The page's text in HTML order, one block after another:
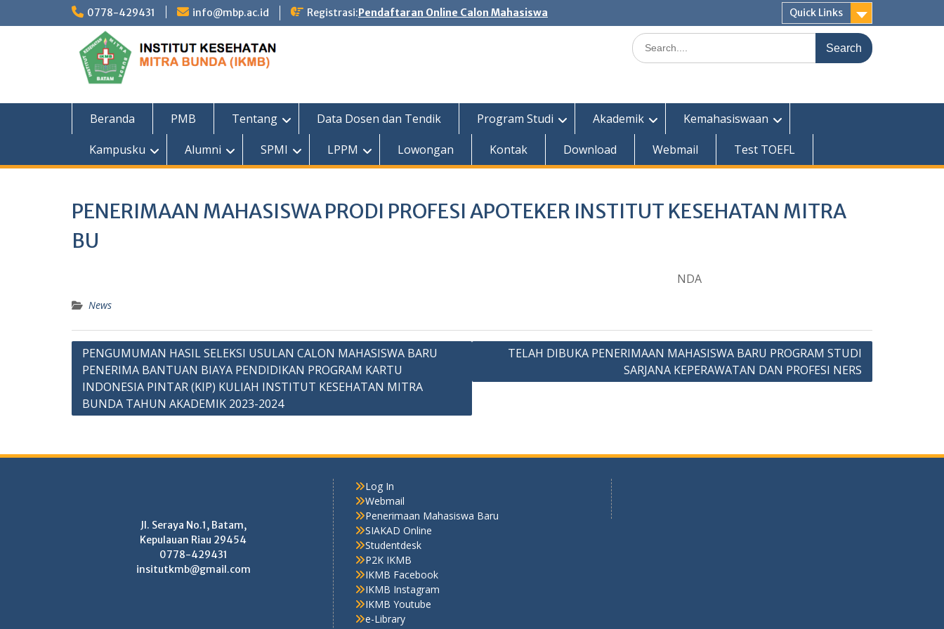
0778-429431 info@mbp.ac.id Registrasi:Pendaftaran Online Calon Mahasiswa Quick Links
Search
for:
Beranda PMB Tentang Data Dosen dan Tendik Program Studi Akademik
Kemahasiswaan
Kampusku
Alumni SPMI LPPM Lowongan Kontak Download Webmail Test TOEFL
PENERIMAAN MAHASISWA PRODI PROFESI APOTEKER INSTITUT KESEHATAN MITRA
BU
NDA
News
Post
navigation
PENGUMUMAN HASIL SELEKSI USULAN CALON MAHASISWA BARU
PENERIMA BANTUAN BIAYA PENDIDIKAN PROGRAM KARTU
INDONESIA PINTAR (KIP) KULIAH INSTITUT KESEHATAN MITRA
BUNDA TAHUN AKADEMIK 2023-2024
TELAH DIBUKA PENERIMAAN MAHASISWA BARU PROGRAM STUDI
SARJANA KEPERAWATAN DAN PROFESI NERS
Jl. Seraya No.1, Batam,
Kepulauan Riau 29454
0778-429431
insitutkmb@gmail.com
Log In
Webmail
Penerimaan Mahasiswa Baru
SIAKAD Online
Studentdesk
P2K IKMB
IKMB Facebook
IKMB Instagram
IKMB Youtube
e-Library